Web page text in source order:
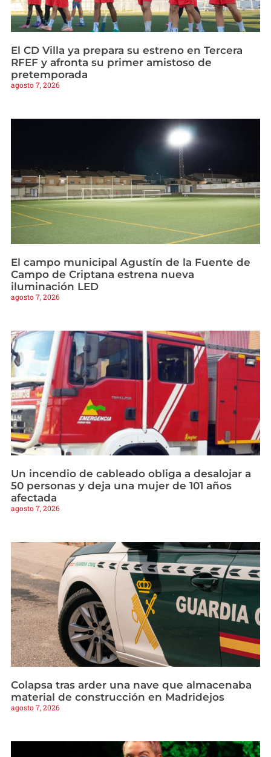
El CD Villa ya prepara su estreno en Tercera
RFEF y afronta su primer amistoso de
pretemporada
agosto 7, 2026
El campo municipal Agustín de la Fuente de
Campo de Criptana estrena nueva
iluminación LED
agosto 7, 2026
Un incendio de cableado obliga a desalojar a
50 personas y deja una mujer de 101 años
afectada
agosto 7, 2026
Colapsa tras arder una nave que almacenaba
material de construcción en Madridejos
agosto 7, 2026